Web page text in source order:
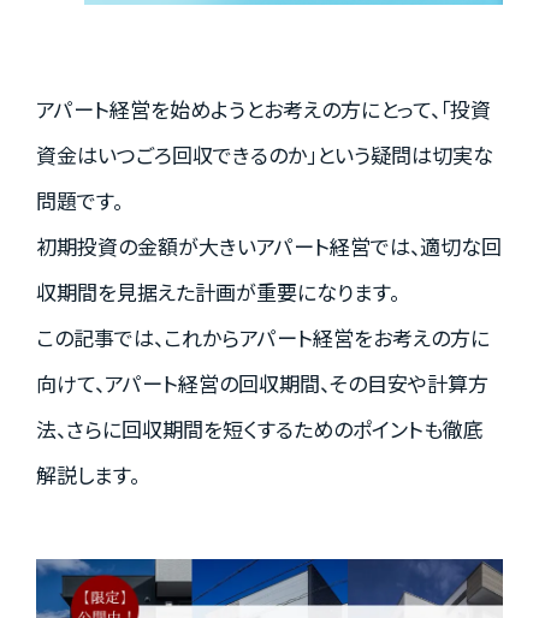
お知らせ
資料請求はこちら
会社概要
個人情報保護方針
カスタマーハラスメントに関する基本方針
コンテンツポリシー
アパート経営を始めようとお考えの方にとって、「投資
資金はいつごろ回収できるのか」という疑問は切実な
問題です。
初期投資の金額が大きいアパート経営では、適切な回
収期間を見据えた計画が重要になります。
この記事では、これからアパート経営をお考えの方に
向けて、アパート経営の回収期間、その目安や計算方
法、さらに回収期間を短くするためのポイントも徹底
解説します。